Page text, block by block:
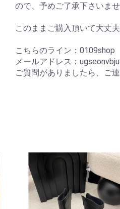
ので、予めご了承下さいま
このままご購入頂いて大丈
こちらのライン：
メールアドレス：
ご質問がありましたら、ご